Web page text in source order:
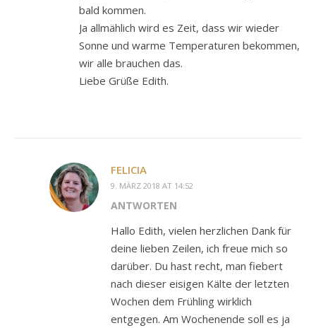
bald kommen.
Ja allmählich wird es Zeit, dass wir wieder
Sonne und warme Temperaturen bekommen,
wir alle brauchen das.
Liebe Grüße Edith.
FELICIA
9. MÄRZ 2018 AT 14:52
ANTWORTEN
Hallo Edith, vielen herzlichen Dank für
deine lieben Zeilen, ich freue mich so
darüber. Du hast recht, man fiebert
nach dieser eisigen Kälte der letzten
Wochen dem Frühling wirklich
entgegen. Am Wochenende soll es ja